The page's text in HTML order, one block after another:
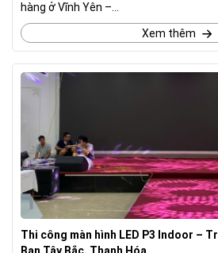
hàng ở Vĩnh Yên –...
Xem thêm
Thi công màn hình LED P3 Indoor –